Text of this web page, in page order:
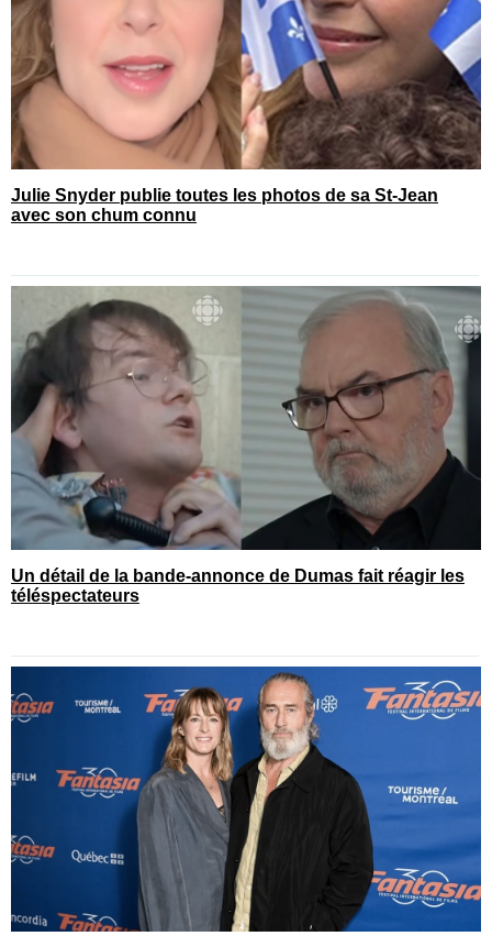
Julie Snyder publie toutes les photos de sa St-Jean
avec son chum connu
Un détail de la bande-annonce de Dumas fait réagir les
téléspectateurs